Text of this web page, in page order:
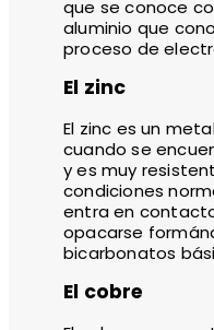
que se conoce
aluminio que
proceso de
El zinc
El zinc es un
cuando se
y es muy
condiciones
entra en
opacarse
bicarbonatos
El cobre